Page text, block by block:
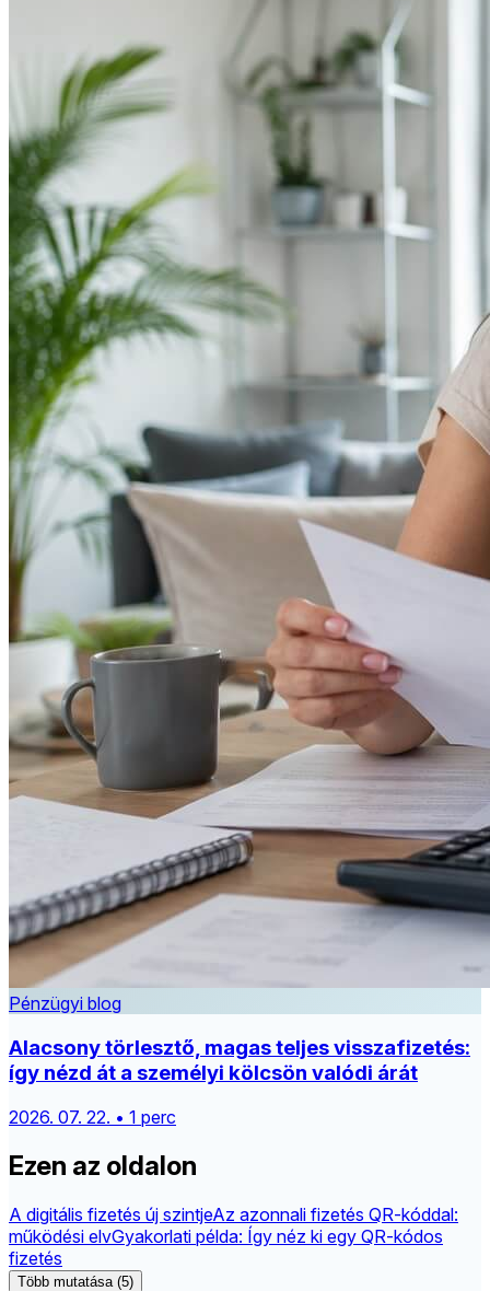
Pénzügyi blog
Alacsony törlesztő, magas teljes visszafizetés:
így nézd át a személyi kölcsön valódi árát
2026. 07. 22. • 1 perc
Ezen az oldalon
A digitális fizetés új szintjeAz azonnali fizetés QR-kóddal:
működési elvGyakorlati példa: Így néz ki egy QR-kódos
fizetés
Több mutatása (5)